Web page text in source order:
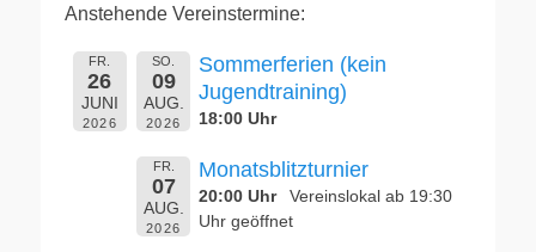
Anstehende Vereinstermine:
FR.
26
JUNI
2026
SO.
09
AUG.
2026
Sommerferien (kein
Jugendtraining)
18:00 Uhr
FR.
07
AUG.
2026
Monatsblitzturnier
20:00 Uhr
Vereinslokal ab 19:30
Uhr geöffnet